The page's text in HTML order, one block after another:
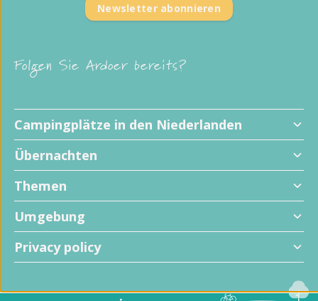
Folgen Sie Ardoer bereits?
Campingplätze in den Niederlanden
Übernachten
Themen
Umgebung
Privacy policy
Newsletter abonnieren